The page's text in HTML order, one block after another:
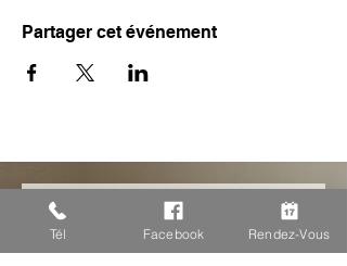
Partager cet événement
Tu as des
Tél Facebook Rendez-Vous